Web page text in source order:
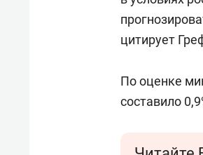
цитирует
По оценке
составило